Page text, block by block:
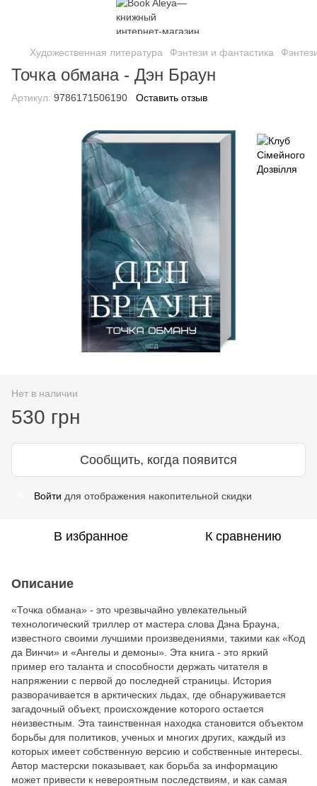
Художественная литература Фэнтези и фантастика
Точка обмана - Дэн Браун
Артикул: 9786171506190 Оставить отзыв
Нет в наличии
530 грн
Сообщить, когда появится
Войти для отображения накопительной скидки
В избранное К сравнению
Описание
«Точка обмана» - это чрезвычайно увлекательный
технологический триллер от мастера слова Дэна Брауна,
известного своими лучшими произведениями, такими как «Код
да Винчи» и «Ангелы и демоны». Эта книга - это яркий
пример его таланта и способности держать читателя в
напряжении с первой до последней страницы. История
разворачивается в арктических льдах, где обнаруживается
загадочный объект, происхождение которого остается
неизвестным. Эта таинственная находка становится объектом
борьбы для политиков, ученых и многих других, каждый из
которых имеет собственную версию и собственные интересы.
Автор мастерски показывает, как борьба за информацию
может привести к невероятным последствиям, и как самая